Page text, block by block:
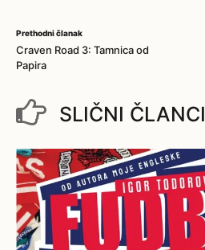
Prethodni članak
Craven Road 3: Tamnica od
Papira
SLIČNI ČLANCI